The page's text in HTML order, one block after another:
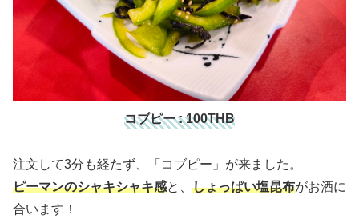
コブピー : 100THB
注文して3分も経たず、「コブピー」が来ました。
ピーマンのシャキシャキ感と、 しょっぱい塩昆布がお酒に
合います！